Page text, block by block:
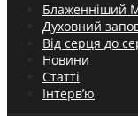
Блаженніший
Духовний
Від серця до
Новини
Статті
Інтерв’ю